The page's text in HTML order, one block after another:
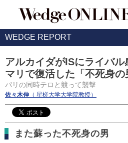
WEDGE REPORT
アルカイダがISにライバル
マリで復活した「不死身の
パリの同時テロと競って襲撃
佐々木伸 （ 星槎大学大学院教授）
また蘇った不死身の男